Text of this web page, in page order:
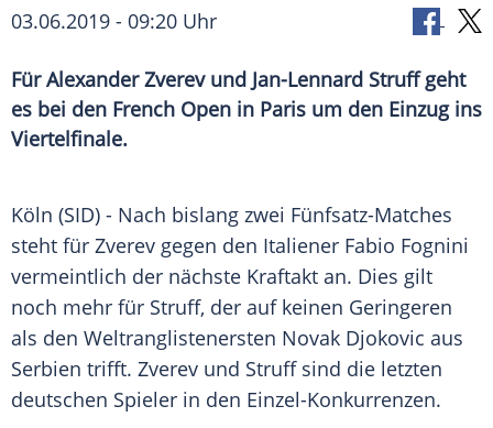
03.06.2019 - 09:20 Uhr
Für Alexander Zverev und Jan-Lennard Struff geht
es bei den French Open in Paris um den Einzug ins
Viertelfinale.
Köln (SID) - Nach bislang zwei Fünfsatz-Matches
steht für Zverev gegen den Italiener Fabio Fognini
vermeintlich der nächste Kraftakt an. Dies gilt
noch mehr für Struff, der auf keinen Geringeren
als den Weltranglistenersten Novak Djokovic aus
Serbien trifft. Zverev und Struff sind die letzten
deutschen Spieler in den Einzel-Konkurrenzen.